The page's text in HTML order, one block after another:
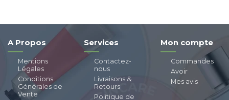
A Propos
Mentions
Légales
Conditions
Générales de
Vente
Services
Contactez-
nous
Livraisons &
Retours
Politique de
Mon compte
Commandes
Avoir
Mes avis